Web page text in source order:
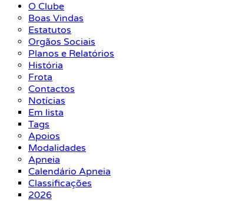
O Clube
Boas Vindas
Estatutos
Orgãos Sociais
Planos e Relatórios
História
Frota
Contactos
Notícias
Em lista
Tags
Apoios
Modalidades
Apneia
Calendário Apneia
Classificações
2026